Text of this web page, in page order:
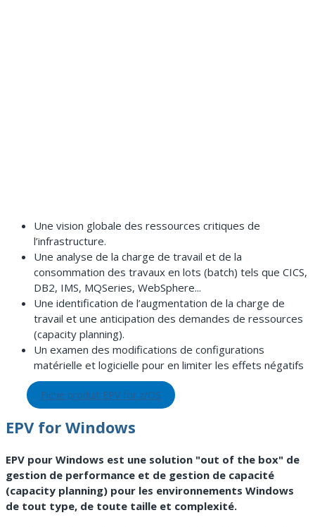
Une vision globale des ressources critiques de
l’infrastructure.
Une analyse de la charge de travail et de la
consommation des travaux en lots (batch) tels que CICS,
DB2, IMS, MQSeries, WebSphere...
Une identification de l’augmentation de la charge de
travail et une anticipation des demandes de ressources
(capacity planning).
Un examen des modifications de configurations
matérielle et logicielle pour en limiter les effets négatifs
Fiche produit EPV for z/OS
EPV for Windows
EPV pour Windows est une solution "out of the box" de
gestion de performance et de gestion de capacité
(capacity planning) pour les environnements Windows
de tout type, de toute taille et complexité.